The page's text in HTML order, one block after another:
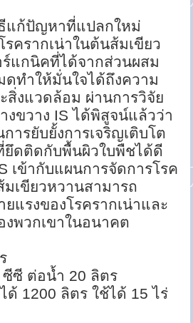
แก้ปัญหาที่แปลกใหม่
ครากเน่าในต้นส้มเขียว
แกนิคที่ได้จากส่วนผสม
ทำให้มั่นใจได้ถึงความ
สิ่งแวดล้อม ผ่านการวิจัย
ขวาง IS ได้พิสูจน์แล้วว่า
ารยับยั้งการเจริญเติบโต
ยึดติดกับพื้นผิวใบพืชได้ดี
เข้ากับแผนการจัดการโรค
เขียวหวานสามารถ
ยแรงของโรครากเน่าและ
พวกเขาในอนาคต
ซีซี ต่อน้ำ 20 ลิตร
1200 ลิตร ใช้ได้ 15 ไร่